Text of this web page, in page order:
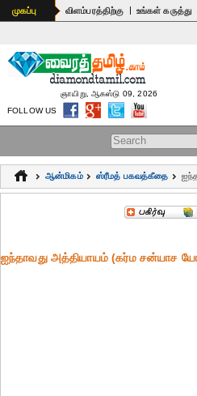
முகப்பு விளம்பரத்திற்கு | உங்கள் கருத்து
Search form
ஞாயிறு, ஆகஸ்டு 09, 2026
FOLLOW US
ஆன்மிகம் ஸ்ரீமத் பகவத்கீதை
ஐந்தாவது அத்தியாயம் (கர்ம சன்யாச